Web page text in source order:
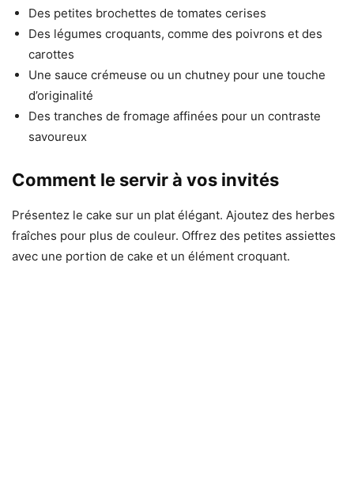
Des petites brochettes de tomates cerises
Des légumes croquants, comme des poivrons et des
carottes
Une sauce crémeuse ou un chutney pour une touche
d’originalité
Des tranches de fromage affinées pour un contraste
savoureux
Comment le servir à vos invités
Présentez le cake sur un plat élégant. Ajoutez des herbes
fraîches pour plus de couleur. Offrez des petites assiettes
avec une portion de cake et un élément croquant.